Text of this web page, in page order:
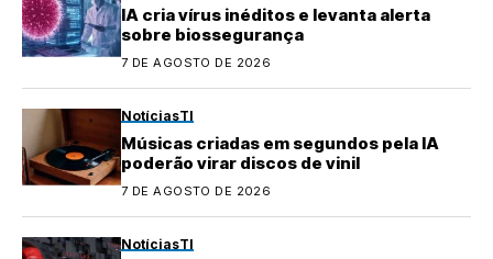
IA cria vírus inéditos e levanta alerta
sobre biossegurança
7 DE AGOSTO DE 2026
NotíciasTI
Músicas criadas em segundos pela IA
poderão virar discos de vinil
7 DE AGOSTO DE 2026
NotíciasTI